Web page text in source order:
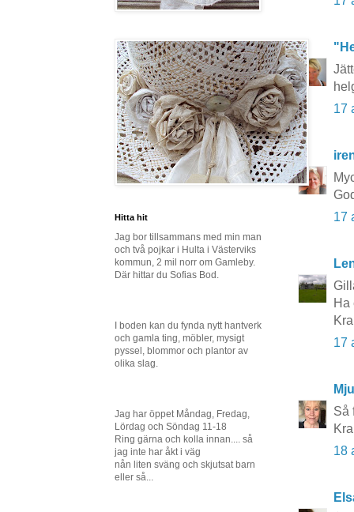
17
17
Ha
17
Så
18
Hitta hit
Jag bor tillsammans med min man
och två pojkar i Hulta i Västerviks
kommun, 2 mil norr om Gamleby.
Där hittar du Sofias Bod.
I boden kan du fynda nytt hantverk
och gamla ting, möbler, mysigt
pyssel, blommor och plantor av
olika slag.
Jag har öppet Måndag, Fredag,
Lördag och Söndag 11-18
Ring gärna och kolla innan.... så
jag inte har åkt i väg
nån liten sväng och skjutsat barn
eller så...